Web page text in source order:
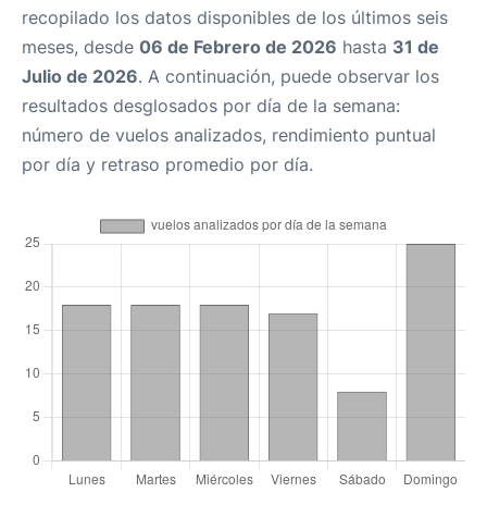
recopilado los datos disponibles de los últimos seis
meses, desde 06 de Febrero de 2026 hasta 31 de
Julio de 2026. A continuación, puede observar los
resultados desglosados por día de la semana:
número de vuelos analizados, rendimiento puntual
por día y retraso promedio por día.